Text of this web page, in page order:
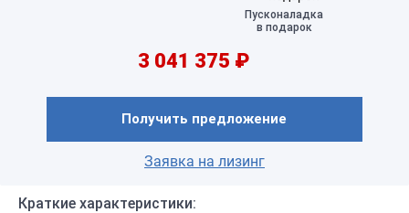
Пусконаладка
в подарок
3 041 375 ₽
Получить предложение
Заявка на лизинг
Краткие характеристики: